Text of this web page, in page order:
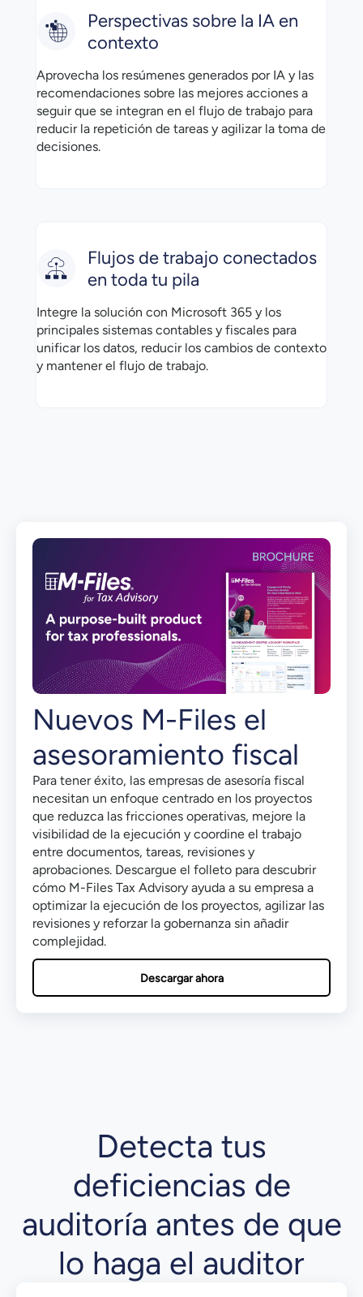
Perspectivas sobre la IA en
contexto
Aprovecha los resúmenes generados por IA y las
recomendaciones sobre las mejores acciones a
seguir que se integran en el flujo de trabajo para
reducir la repetición de tareas y agilizar la toma de
decisiones.
Flujos de trabajo conectados
en toda tu pila
Integre la solución con Microsoft 365 y los
principales sistemas contables y fiscales para
unificar los datos, reducir los cambios de contexto
y mantener el flujo de trabajo.
Nuevos M-Files el
asesoramiento fiscal
Para tener éxito, las empresas de asesoría fiscal
necesitan un enfoque centrado en los proyectos
que reduzca las fricciones operativas, mejore la
visibilidad de la ejecución y coordine el trabajo
entre documentos, tareas, revisiones y
aprobaciones. Descargue el folleto para descubrir
cómo M-Files Tax Advisory ayuda a su empresa a
optimizar la ejecución de los proyectos, agilizar las
revisiones y reforzar la gobernanza sin añadir
complejidad.
Descargar ahora
Detecta tus
deficiencias de
auditoría antes de que
lo haga el auditor